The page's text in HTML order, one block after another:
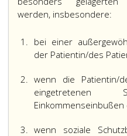
werden, insbesondere:
1. bei einer
der Patientin/des
2. wenn die Patientin/
eingetretenen
Einkommenseinbußen
3. wenn soziale